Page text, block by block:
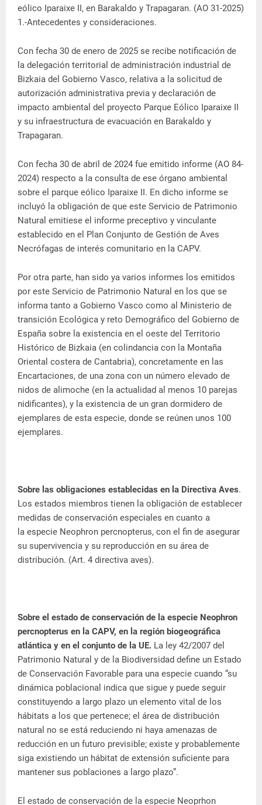
eólico Iparaixe II, en Barakaldo y Trapagaran. (AO 31-2025)
1.-Antecedentes y consideraciones.
Con fecha 30 de enero de 2025 se recibe notificación de
la delegación territorial de administración industrial de
Bizkaia del Gobierno Vasco, relativa a la solicitud de
autorización administrativa previa y declaración de
impacto ambiental del proyecto Parque Eólico Iparaixe II
y su infraestructura de evacuación en Barakaldo y
Trapagaran.
Con fecha 30 de abril de 2024 fue emitido informe (AO 84-
2024) respecto a la consulta de ese órgano ambiental
sobre el parque eólico Iparaixe II. En dicho informe se
incluyó la obligación de que este Servicio de Patrimonio
Natural emitiese el informe preceptivo y vinculante
establecido en el Plan Conjunto de Gestión de Aves
Necrófagas de interés comunitario en la CAPV.
Por otra parte, han sido ya varios informes los emitidos
por este Servicio de Patrimonio Natural en los que se
informa tanto a Gobierno Vasco como al Ministerio de
transición Ecológica y reto Demográfico del Gobierno de
España sobre la existencia en el oeste del Territorio
Histórico de Bizkaia (en colindancia con la Montaña
Oriental costera de Cantabria), concretamente en las
Encartaciones, de una zona con un número elevado de
nidos de alimoche (en la actualidad al menos 10 parejas
nidificantes), y la existencia de un gran dormidero de
ejemplares de esta especie, donde se reúnen unos 100
ejemplares.
Sobre las obligaciones establecidas en la Directiva Aves.
Los estados miembros tienen la obligación de establecer
medidas de conservación especiales en cuanto a
la especie Neophron percnopterus, con el fin de asegurar
su supervivencia y su reproducción en su área de
distribución. (Art. 4 directiva aves).
Sobre el estado de conservación de la especie Neophron
percnopterus en la CAPV, en la región biogeográfica
atlántica y en el conjunto de la UE. La ley 42/2007 del
Patrimonio Natural y de la Biodiversidad define un Estado
de Conservación Favorable para una especie cuando “su
dinámica poblacional indica que sigue y puede seguir
constituyendo a largo plazo un elemento vital de los
hábitats a los que pertenece; el área de distribución
natural no se está reduciendo ni haya amenazas de
reducción en un futuro previsible; existe y probablemente
siga existiendo un hábitat de extensión suficiente para
mantener sus poblaciones a largo plazo”.
El estado de conservación de la especie Neoprhon